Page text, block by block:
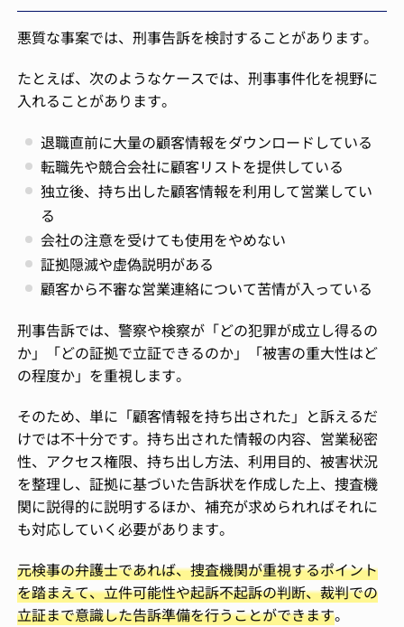
悪質な事案では、刑事告訴を検討することがあります。
たとえば、次のようなケースでは、刑事事件化を視野に
入れることがあります。
退職直前に大量の顧客情報をダウンロードしている
転職先や競合会社に顧客リストを提供している
独立後、持ち出した顧客情報を利用して営業してい
る
会社の注意を受けても使用をやめない
証拠隠滅や虚偽説明がある
顧客から不審な営業連絡について苦情が入っている
刑事告訴では、警察や検察が「どの犯罪が成立し得るの
か」「どの証拠で立証できるのか」「被害の重大性はど
の程度か」を重視します。
そのため、単に「顧客情報を持ち出された」と訴えるだ
けでは不十分です。持ち出された情報の内容、営業秘密
性、アクセス権限、持ち出し方法、利用目的、被害状況
を整理し、証拠に基づいた告訴状を作成した上、捜査機
関に説得的に説明するほか、補充が求められればそれに
も対応していく必要があります。
元検事の弁護士であれば、捜査機関が重視するポイント
を踏まえて、立件可能性や起訴不起訴の判断、裁判での
立証まで意識した告訴準備を行うことができます。